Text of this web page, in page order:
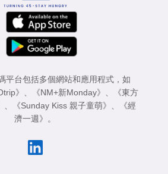
平台包括多個網站和應用程式，如
》 、 《NM+新Monday》 、
《東方
、 《Sunday Kiss 親子童萌》 、
《經
濟一週》 。